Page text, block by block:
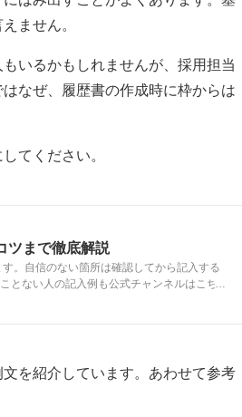
ません。
いるかもしれませんが、採用担当
なぜ、履歴書の作成時に枠からは
てください。
ツまで徹底解説
。自信のない箇所は確認してから記入する
とない人の記入例も公式チャンネルはこち
を紹介しています。あわせて参考